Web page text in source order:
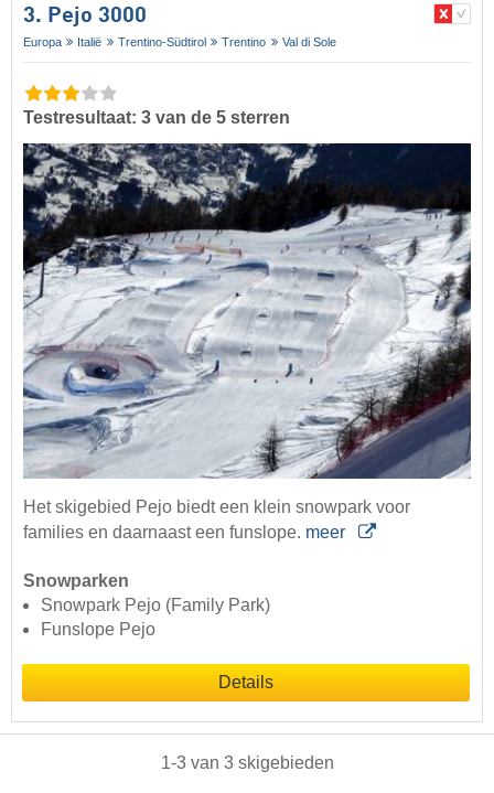
3. Pejo 3000
Europa Italië Trentino-Südtirol Trentino Val di Sole
Testresultaat: 3 van de 5 sterren
Het skigebied Pejo biedt een klein snowpark voor
families en daarnaast een funslope. meer
Snowparken
Snowpark Pejo (Family Park)
Funslope Pejo
Details
1-3van 3 skigebieden